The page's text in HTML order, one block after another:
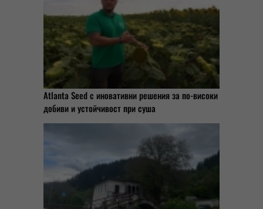
Atlanta Seed с иновативни решения за по-високи
добиви и устойчивост при суша